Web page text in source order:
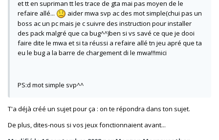
et tt en supriman tt les trace de gta mai pas moyen de le
refaire allé...
aider mwa svp ac des mot simple(chui pas un
boss ac un pc mais je c suivre des instruction pour installer
des pack malgré que ca bug^^)ben si vs savé ce que je dooi
faire dite le mwa et si ta réussi a refaire allé tn jeu apré que ta
eu le bug a la barre de chargement di le mwa!!!mici
PS:d mot simple svp^^
T'a déjà créé un sujet pour ça : on te répondra dans ton sujet.
De plus, dites-nous si vos jeux fonctionnaient avant...